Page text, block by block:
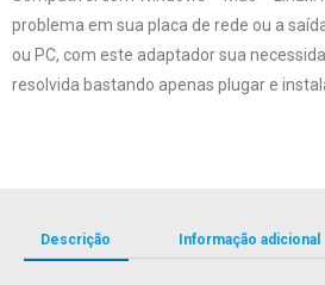
problema em sua placa de rede ou a
ou PC, com este adaptador sua
resolvida bastando apenas plugar e
Descrição Informação adicional